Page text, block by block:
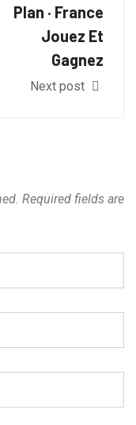
Plan · France
Jouez Et
Gagnez
Next post
Required fields are